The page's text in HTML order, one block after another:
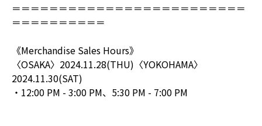
＝＝＝＝＝＝＝＝＝＝＝＝＝＝＝＝＝＝＝＝＝＝＝＝＝
＝＝＝＝＝＝＝＝＝＝
《Merchandise Sales Hours》
〈OSAKA〉2024.11.28(THU)〈YOKOHAMA〉
2024.11.30(SAT)
・12:00 PM - 3:00 PM、5:30 PM - 7:00 PM